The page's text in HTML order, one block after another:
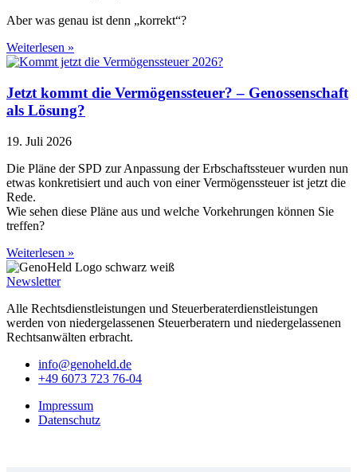
Aber was genau ist denn „korrekt“?
Weiterlesen »
Jetzt kommt die Vermögenssteuer? – Genossenschaft
als Lösung?
19. Juli 2026
Die Pläne der SPD zur Anpassung der Erbschaftssteuer wurden nun
etwas konkretisiert und auch von einer Vermögenssteuer ist jetzt die
Rede.
Wie sehen diese Pläne aus und welche Vorkehrungen können Sie
treffen?
Weiterlesen »
Newsletter
Alle Rechtsdienstleistungen und Steuerberaterdienstleistungen
werden von niedergelassenen Steuerberatern und niedergelassenen
Rechtsanwälten erbracht.
info@genoheld.de
+49 6073 723 76-04
Impressum
Datenschutz